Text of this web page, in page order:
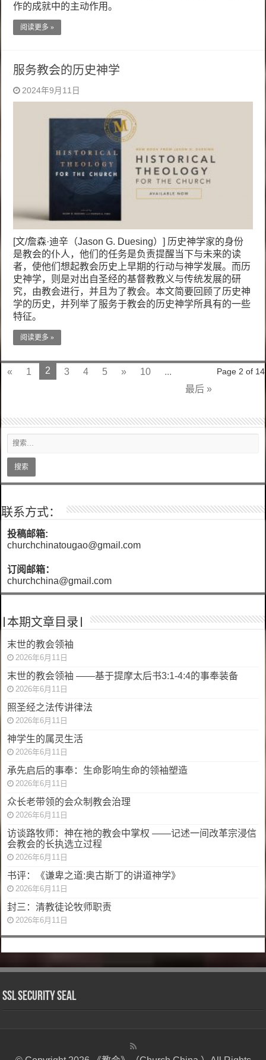
作的成就中的主动作用。
阅读更多 »
服务教会的历史神学
2024年9月11日
[文/詹森·迪辛（Jason G. Duesing）] 历史神学家的身份
是教会的仆人，他们的任务是负责提醒当下与未来的读
者，使他们想起教会历史上早期的行动与神学发展。而历
史神学，则是对出自圣经的基督教教义与传统发展的研
究，由教会进行，并且为了教会。本文简要回顾了历史神
学的历史，并列举了服务于教会的历史神学所具有的一些
特征。
阅读更多 »
Page 2 of 14
« 1 2 3 4 5 » 10
...
最后 »
联系方式：
投稿邮箱:
churchchinatougao@gmail.com
订阅邮箱：
churchchina@gmail.com
|本期文章目录|
末世的教会领袖
2026年6月11日
末世的教会领袖 ——基于提摩太后书3:1-4:4的事奉装备
2026年6月11日
照圣经之法传讲律法
2026年6月11日
神学生的属灵生活
2026年6月11日
承先启后的事奉：生命影响生命的领袖塑造
2026年6月11日
众长老带领的会众制教会治理
2026年6月11日
访谈路牧师：神在祂的教会中掌权 ——记述一间改革宗浸信
会教会的长执选立过程
2026年6月11日
书评：《谦卑之道:奥古斯丁的讲道神学》
2026年6月11日
封三：清教徒论牧师职责
2026年6月11日
SSL Security Seal